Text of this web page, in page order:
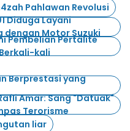
Pahlawan Revolusi
Diduga Layani
dengan Motor Suzuki
Pembelian Pertalite
kali
Berprestasi yang
Amar: Sang "Datuak"
Terorisme
liar